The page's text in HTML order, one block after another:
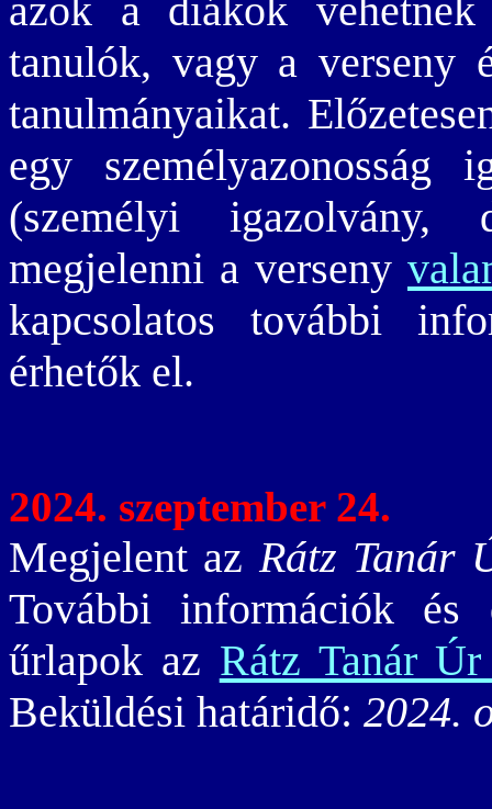
azok a diákok
tanulók, vagy a verseny
tanulmányaikat.
egy személyazonosság
(személyi igazolvány,
megjelenni a verseny
kapcsolatos további
érhetők el.
2024. szeptember 24.
Megjelent azRátz Tanár
További információk és
űrlapok az Rátz Tanár
Beküldési határidő: 2024.